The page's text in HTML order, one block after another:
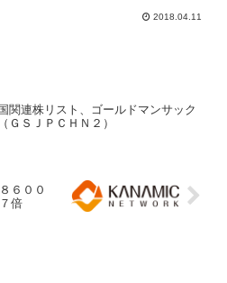
2018.04.11
関連株リスト、ゴールドマンサック
ＧＳＪＰＣＨＮ２）
６００
倍